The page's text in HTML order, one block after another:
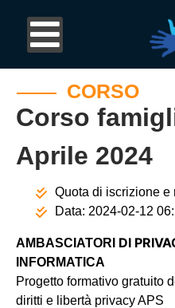
CORSO
Corso
Aprile 2024
Quota di iscrizione e
Data: 2024-02-12
AMBASCIATORI DI
INFORMATICA
Progetto formativo gratuito
diritti e libertà privacy APS